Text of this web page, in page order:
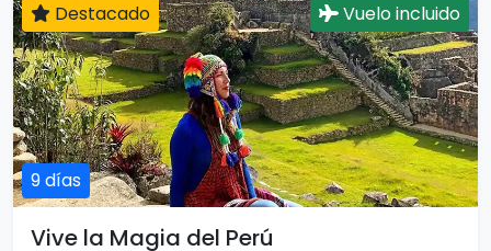
9 días
Destacado Vuelo incluido
Vive la Magia del Perú